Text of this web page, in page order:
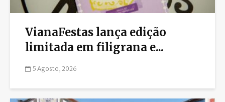
VianaFestas lança edição
limitada em filigrana e...
5 Agosto, 2026